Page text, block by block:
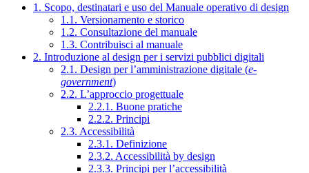
1. Scopo, destinatari e uso del Manuale operativo di design
1.1. Versionamento e storico
1.2. Consultazione del manuale
1.3. Contribuisci al manuale
2. Introduzione al design per i servizi pubblici digitali
2.1. Design per l’amministrazione digitale (e-
government)
2.2. L’approccio progettuale
2.2.1. Buone pratiche
2.2.2. Principi
2.3. Accessibilità
2.3.1. Definizione
2.3.2. Accessibilità by design
2.3.3. Principi per l’accessibilità